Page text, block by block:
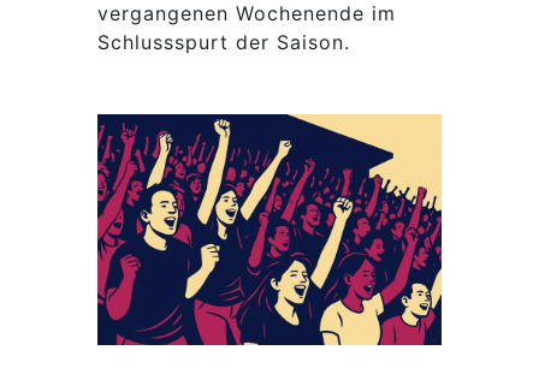
vergangenen Wochenende im
Schlussspurt der Saison.